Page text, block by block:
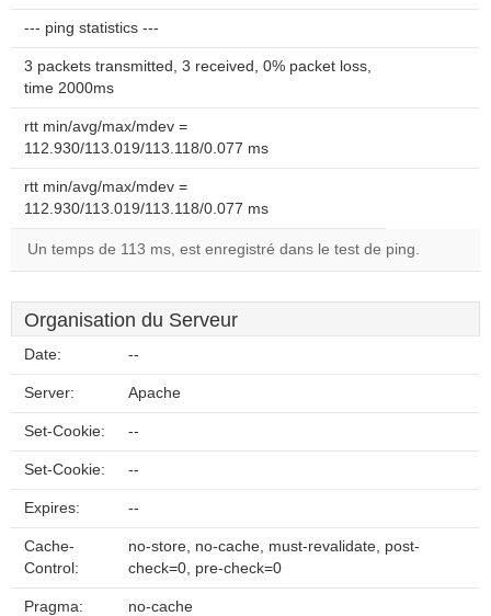
--- ping statistics ---
3 packets transmitted, 3 received, 0% packet loss,
time 2000ms
rtt min/avg/max/mdev =
112.930/113.019/113.118/0.077 ms
rtt min/avg/max/mdev =
112.930/113.019/113.118/0.077 ms
Un temps de 113 ms, est enregistré dans le test de ping.
Organisation du Serveur
Date: --
Server: Apache
Set-Cookie: --
Set-Cookie: --
Expires: --
Cache-
Control:
no-store, no-cache, must-revalidate, post-
check=0, pre-check=0
Pragma: no-cache